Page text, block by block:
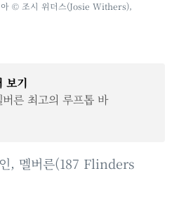
© 조시 위더스(Josie Withers),
보기
버른 최고의 루프톱 바
, 멜버른(187 Flinders